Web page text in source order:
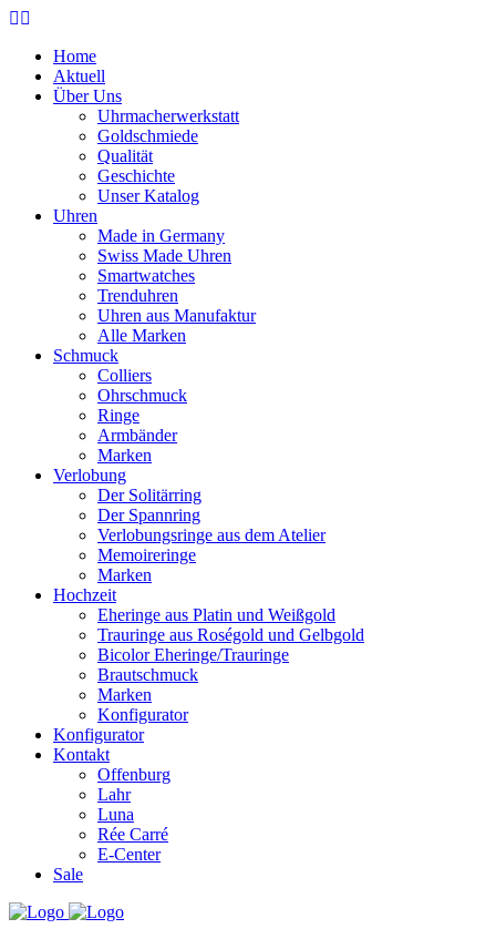
Home
Aktuell
Über Uns
Uhrmacherwerkstatt
Goldschmiede
Qualität
Geschichte
Unser Katalog
Uhren
Made in Germany
Swiss Made Uhren
Smartwatches
Trenduhren
Uhren aus Manufaktur
Alle Marken
Schmuck
Colliers
Ohrschmuck
Ringe
Armbänder
Marken
Verlobung
Der Solitärring
Der Spannring
Verlobungsringe aus dem Atelier
Memoireringe
Marken
Hochzeit
Eheringe aus Platin und Weißgold
Trauringe aus Roségold und Gelbgold
Bicolor Eheringe/Trauringe
Brautschmuck
Marken
Konfigurator
Konfigurator
Kontakt
Offenburg
Lahr
Luna
Rée Carré
E-Center
Sale